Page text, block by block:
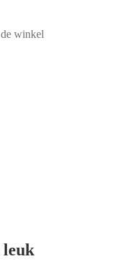
winkel
leuk